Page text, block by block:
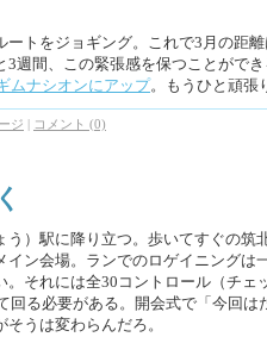
トをジョギング。これで3月の距
週間、この緊張感を保つことができ
ムナシオンにアップ。もうひと頑張
ジ | コメント (0)
）駅に降り立つ。歩いてすぐの筑
イン会場。ランでのロゲイニングは
それには全30コントロール（チェ
回る必要がある。開会式で「今回は
うは変わらんだろ。